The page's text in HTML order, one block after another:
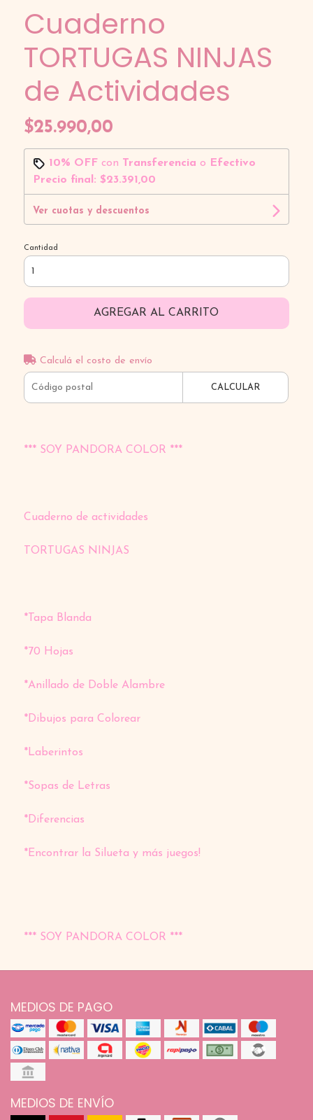
Cuaderno
TORTUGAS NINJAS
de Actividades
$25.990,00
10% OFFcon Transferencia o
Efectivo
Precio final: $23.391,00
Ver cuotas y descuentos
Cantidad
AGREGAR AL CARRITO
Calculá el costo de envío
CALCULAR
*** SOY PANDORA COLOR ***
Cuaderno de actividades
TORTUGAS NINJAS
*Tapa Blanda
*70 Hojas
*Anillado de Doble Alambre
*Dibujos para Colorear
*Laberintos
*Sopas de Letras
*Diferencias
*Encontrar la Silueta y más juegos!
*** SOY PANDORA COLOR ***
MEDIOS DE PAGO
MEDIOS DE ENVÍO